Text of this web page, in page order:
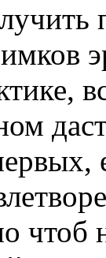
чтоб